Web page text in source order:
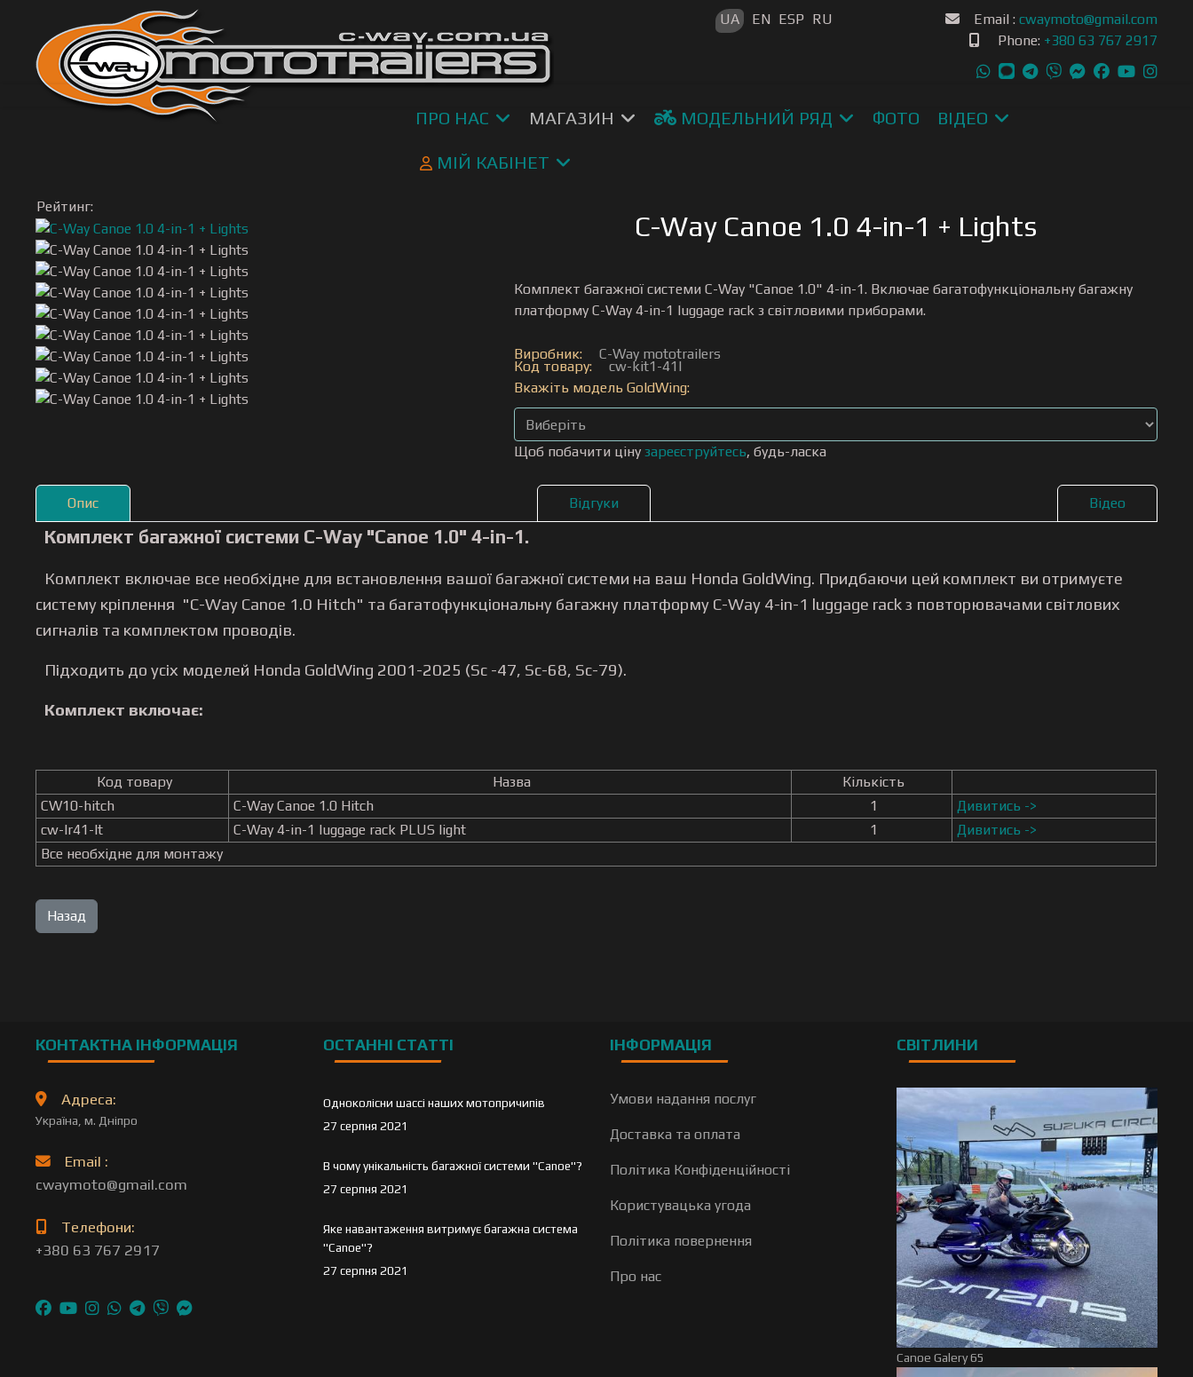
Email : cwaymoto@gmail.com
Phone: +380 63 767 2917
Оберіть свою мову
UA EN ESP RU
ПРО НАС МАГАЗИН МОДЕЛЬНИЙ РЯД ФОТО ВІДЕО
МІЙ КАБІНЕТ
Рейтинг:
C-Way Canoe 1.0 4-in-1 + Lights
Комплект багажної системи C-Way "Canoe 1.0" 4-in-1. Включае багатофункціональну багажну
платформу C-Way 4-in-1 luggage rack з світловими приборами.
Виробник: C-Way mototrailers
Код товару:
cw-kit1-41l
Вкажіть модель GoldWing:
Щоб побачити цінузареєструйтесь, будь-ласка
Опис Відгуки Відео
Комплект багажної системи C-Way "Canoe 1.0" 4-in-1.
Комплект включае все необхідне для встановлення вашої багажної системи на ваш Honda GoldWing. Придбаючи цей комплект ви отримуєте
систему кріплення "C-Way Canoe 1.0 Hitch" та багатофункціональну багажну платформу C-Way 4-in-1 luggage rack з повторювачами світлових
сигналів та комплектом проводів.
Підходить до усіх моделей Honda GoldWing 2001-2025 (Sc -47, Sc-68, Sc-79).
Комплект включає:
Код товару Назва
Кількість
CW10-hitch
C-Way Canoe 1.0 Hitch 1
Дивитись ->
cw-lr41-lt
C-Way 4-in-1 luggage rack PLUS light 1
Дивитись ->
Все необхідне для монтажу
КОНТАКТНА ІНФОРМАЦІЯ
Адреса:
Україна, м. Дніпро
Email :
cwaymoto@gmail.com
Телефони:
+380 63 767 2917
ОСТАННІ СТАТТІ
Одноколісни шассі наших мотопричипів
27 серпня 2021
В чому унікальність багажної системи "Canoe"?
27 серпня 2021
Яке навантаження витримує багажна система
"Canoe"?
27 серпня 2021
ІНФОРМАЦІЯ
Умови надання послуг
Доставка та оплата
Політика Конфіденційності
Користувацька угода
Політика повернення
Про нас
СВІТЛИНИ
Canoe Galery 65